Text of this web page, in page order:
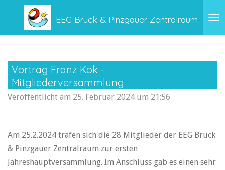
Hauptinhalt
EEG Bruck & Pinzgauer Zentralraum
Vortrag Franz Kok -
Mitgliederversammlung
Veröffentlicht am 25. Februar 2024 um 21:56
Am 25.2.2024 trafen sich die 28 Mitglieder der EEG Bruck
& Pinzgauer Zentralraum zur ersten
Jahreshauptversammlung. Im Anschluss gab es einen sehr